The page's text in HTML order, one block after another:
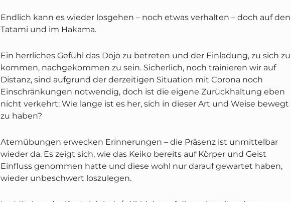
Endlich kann es wieder losgehen – noch etwas verhalten – doch auf den
Tatami und im Hakama.
Ein herrliches Gefühl das Dōjō zu betreten und der Einladung, zu sich zu
kommen, nachgekommen zu sein. Sicherlich, noch trainieren wir auf
Distanz, sind aufgrund der derzeitigen Situation mit Corona noch
Einschränkungen notwendig, doch ist die eigene Zurückhaltung eben
nicht verkehrt: Wie lange ist es her, sich in dieser Art und Weise bewegt
zu haben?
Atemübungen erwecken Erinnerungen – die Präsenz ist unmittelbar
wieder da. Es zeigt sich, wie das Keiko bereits auf Körper und Geist
Einfluss genommen hatte und diese wohl nur darauf gewartet haben,
wieder unbeschwert loszulegen.